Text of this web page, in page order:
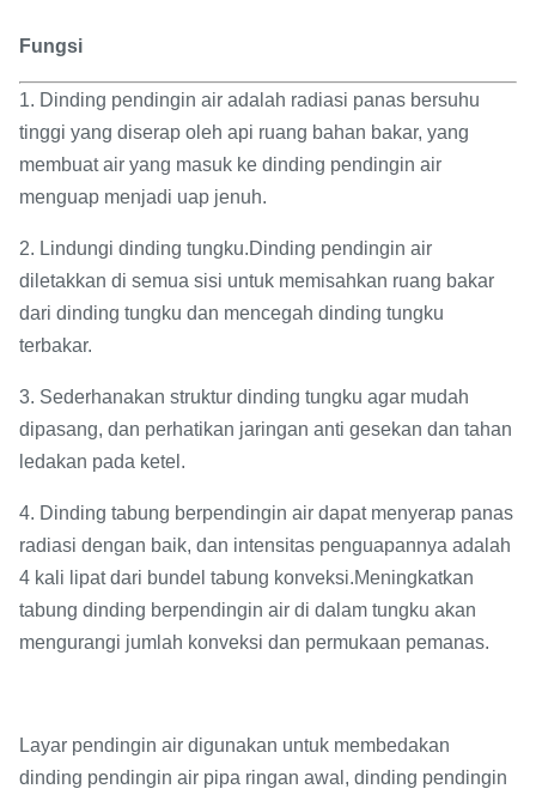
Fungsi
1. Dinding pendingin air adalah radiasi panas bersuhu
tinggi yang diserap oleh api ruang bahan bakar, yang
membuat air yang masuk ke dinding pendingin air
menguap menjadi uap jenuh.
2. Lindungi dinding tungku.Dinding pendingin air
diletakkan di semua sisi untuk memisahkan ruang bakar
dari dinding tungku dan mencegah dinding tungku
terbakar.
3. Sederhanakan struktur dinding tungku agar mudah
dipasang, dan perhatikan jaringan anti gesekan dan tahan
ledakan pada ketel.
4. Dinding tabung berpendingin air dapat menyerap panas
radiasi dengan baik, dan intensitas penguapannya adalah
4 kali lipat dari bundel tabung konveksi.Meningkatkan
tabung dinding berpendingin air di dalam tungku akan
mengurangi jumlah konveksi dan permukaan pemanas.
Layar pendingin air digunakan untuk membedakan
dinding pendingin air pipa ringan awal, dinding pendingin